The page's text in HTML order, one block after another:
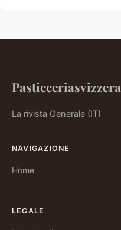
Pasticceriasvizzera
La rivista Generale (IT)
NAVIGAZIONE
Home
LEGALE